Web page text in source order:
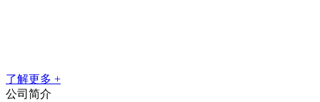
了解更多 +
公司简介